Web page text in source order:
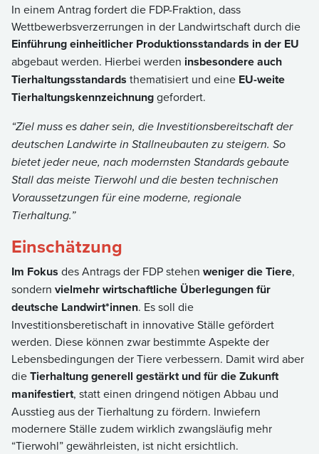
In einem Antrag fordert die FDP-Fraktion, dass
Wettbewerbsverzerrungen in der Landwirtschaft durch die
Einführung einheitlicher Produktionsstandards in der EU
abgebaut werden. Hierbei werden insbesondere auch
Tierhaltungsstandards thematisiert und eine EU-weite
Tierhaltungskennzeichnunggefordert.
“Ziel muss es daher sein, die Investitionsbereitschaft der
deutschen Landwirte in Stallneubauten zu steigern. So
bietet jeder neue, nach modernsten Standards gebaute
Stall das meiste Tierwohl und die besten technischen
Voraussetzungen für eine moderne, regionale
Tierhaltung.”
Einschätzung
Im Fokus des Antrags der FDP stehen weniger die Tiere,
sondern vielmehr wirtschaftliche Überlegungen für
deutsche Landwirt*innen. Es soll die
Investitionsberetischaft in innovative Ställe gefördert
werden. Diese können zwar bestimmte Aspekte der
Lebensbedingungen der Tiere verbessern. Damit wird aber
dieTierhaltung generell gestärkt und für die Zukunft
manifestiert, statt einen dringend nötigen Abbau und
Ausstieg aus der Tierhaltung zu fördern. Inwiefern
modernere Ställe zudem wirklich zwangsläufig mehr
“Tierwohl” gewährleisten, ist nicht ersichtlich.